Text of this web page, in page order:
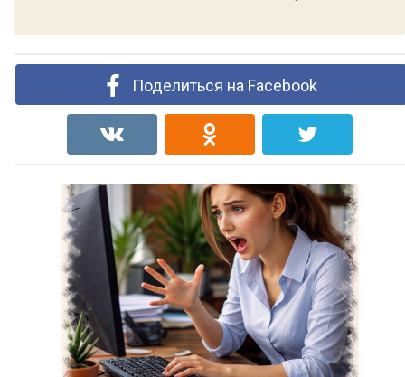
Поделиться на Facebook